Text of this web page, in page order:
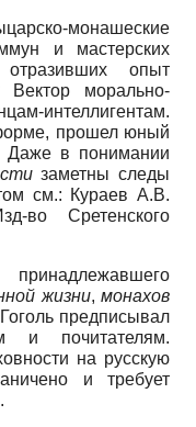
монашеские
и мастерских
опыт
Вектор морально-
интеллигентам.
прошел юный
Даже в понимании
заметны следы
см.: Кураев А.В.
Сретенского
жизни, монахов
предписывал
и почитателям.
на русскую
и требует